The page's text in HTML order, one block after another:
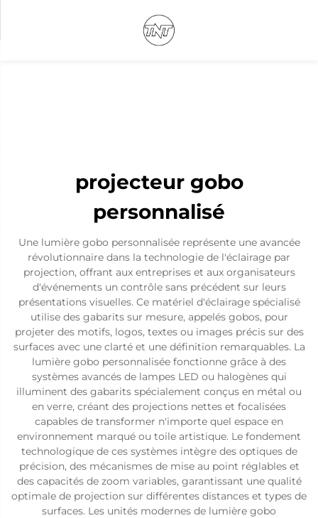
projecteur gobo
personnalisé
Une lumière gobo personnalisée représente une avancée
révolutionnaire dans la technologie de l'éclairage par
projection, offrant aux entreprises et aux organisateurs
d'événements un contrôle sans précédent sur leurs
présentations visuelles. Ce matériel d'éclairage spécialisé
utilise des gabarits sur mesure, appelés gobos, pour
projeter des motifs, logos, textes ou images précis sur des
surfaces avec une clarté et une définition remarquables. La
lumière gobo personnalisée fonctionne grâce à des
systèmes avancés de lampes LED ou halogènes qui
illuminent des gabarits spécialement conçus en métal ou
en verre, créant des projections nettes et focalisées
capables de transformer n'importe quel espace en
environnement marqué ou toile artistique. Le fondement
technologique de ces systèmes intègre des optiques de
précision, des mécanismes de mise au point réglables et
des capacités de zoom variables, garantissant une qualité
optimale de projection sur différentes distances et types de
surfaces. Les unités modernes de lumière gobo